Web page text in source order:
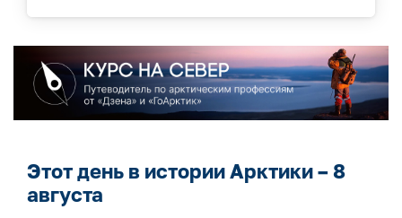
Этот день в истории Арктики – 8
августа